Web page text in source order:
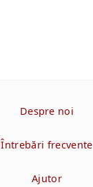
Despre noi
Întrebări frecvente
Ajutor